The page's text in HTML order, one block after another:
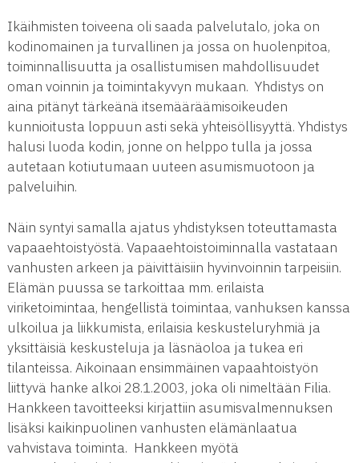
Ikäihmisten toiveena oli saada palvelutalo, joka on
kodinomainen ja turvallinen ja jossa on huolenpitoa,
toiminnallisuutta ja osallistumisen mahdollisuudet
oman voinnin ja toimintakyvyn mukaan. Yhdistys on
aina pitänyt tärkeänä itsemääräämisoikeuden
kunnioitusta loppuun asti sekä yhteisöllisyyttä. Yhdistys
halusi luoda kodin, jonne on helppo tulla ja jossa
autetaan kotiutumaan uuteen asumismuotoon ja
palveluihin.
Näin syntyi samalla ajatus yhdistyksen toteuttamasta
vapaaehtoistyöstä. Vapaaehtoistoiminnalla vastataan
vanhusten arkeen ja päivittäisiin hyvinvoinnin tarpeisiin.
Elämän puussa se tarkoittaa mm. erilaista
viriketoimintaa, hengellistä toimintaa, vanhuksen kanssa
ulkoilua ja liikkumista, erilaisia keskusteluryhmiä ja
yksittäisiä keskusteluja ja läsnäoloa ja tukea eri
tilanteissa. Aikoinaan ensimmäinen vapaahtoistyön
liittyvä hanke alkoi 28.1.2003, joka oli nimeltään Filia.
Hankkeen tavoitteeksi kirjattiin asumisvalmennuksen
lisäksi kaikinpuolinen vanhusten elämänlaatua
vahvistava toiminta. Hankkeen myötä